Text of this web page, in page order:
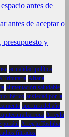
antes de
antes de aceptar o
y
actualidad política
Tributaria Aitana
alimentación saludable
ibérico ansiedad por la
apertura del año
barroca Arreglo
portátil Arreglo Toshiba
filtrados